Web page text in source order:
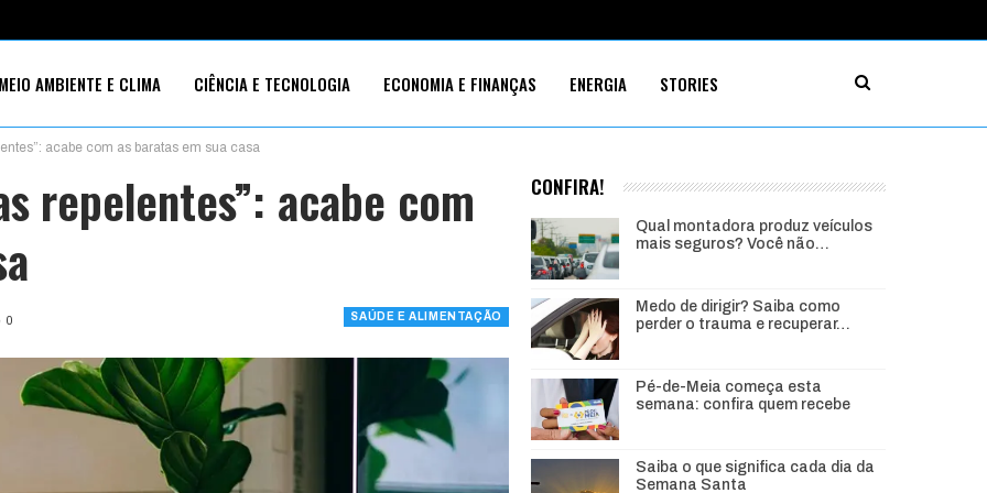
MEIO AMBIENTE E CLIMA CIÊNCIA E TECNOLOGIA ECONOMIA E FINANÇAS ENERGIA STORIES
acabe com as baratas em sua casa
repelentes”: acabe com
SAÚDE E ALIMENTAÇÃO
0
CONFIRA!
Qual montadora produz veículos
mais seguros? Você não…
Medo de dirigir? Saiba como
perder o trauma e recuperar…
Pé-de-Meia começa esta
semana: confira quem recebe
Saiba o que significa cada dia da
Semana Santa